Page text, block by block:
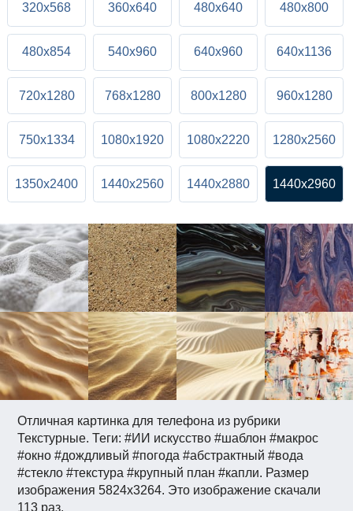
Отличная картинка для телефона из рубрики
Текстурные. Теги: #ИИ искусство #шаблон #макрос
#окно #дождливый #погода #абстрактный #вода
#стекло #текстура #крупный план #капли. Размер
изображения 5824x3264. Это изображение скачали
113 раз.
320x568 360x640 480x640 480x800
480x854 540x960 640x960 640x1136
720x1280 768x1280 800x1280 960x1280
750x1334 1080x1920 1080x2220 1280x2560
1350x2400 1440x2560 1440x2880 1440x2960